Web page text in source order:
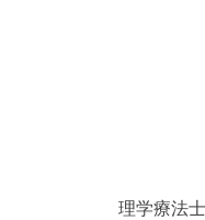
理学療法士